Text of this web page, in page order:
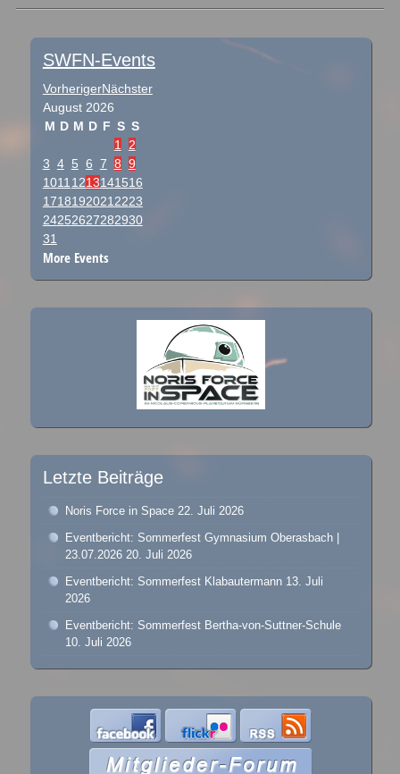
Post navigation
SWFN-Events
VorherigerNächster
August 2026
M D M D F S S
1
2
3 4 5 6 7 8 9
1011 1213141516
1718192021 2223
24252627282930
31
More Events
Letzte Beiträge
Noris Force in Space 22. Juli 2026
Eventbericht: Sommerfest Gymnasium Oberasbach |
23.07.2026 20. Juli 2026
Eventbericht: Sommerfest Klabautermann 13. Juli
2026
Eventbericht: Sommerfest Bertha-von-Suttner-Schule
10. Juli 2026